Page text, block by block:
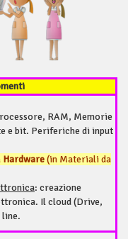
RAM, Memorie
e bit. Periferiche di input
Hardware(in Materiali da
: creazione
Il cloud (Drive,
line.